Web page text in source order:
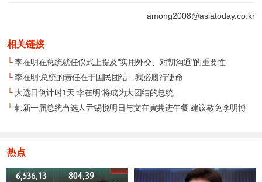
among2008@asiatoday.co.kr
相关链接
└李在明在总统就任仪式上提及"实用外交、对朝沟通"的重要性
└李在明:总统的责任在于国民团结…我必履行使命
└大选日倒计时1天 李在明:将成为大团结的总统
└韩新一届总统当选人尹锡悦明日与文在寅共进午餐 建议赦免李明博
热点